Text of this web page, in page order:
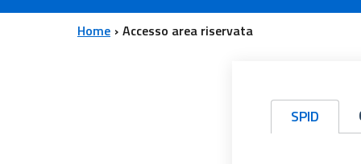
Home Accesso area riservata
SPID